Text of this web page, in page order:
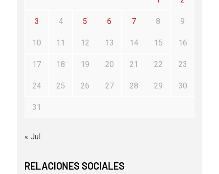
3 4 5 6 7 8 9
10 11 12 13 14 15 16
17 18 19 20 21 22 23
24 25 26 27 28 29 30
31
« Jul
RELACIONES SOCIALES